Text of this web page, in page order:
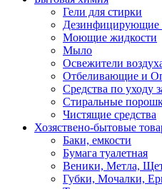
Гели для стирки
Дезинфицирующие
Моющие жидкости
Мыло
Освежители
Отбеливающие и
Средства по уходу
Стиральные
Чистящие средства
Хозяствено-бытовые
Баки, емкости
Бумага туалетная
Веники, Метла,
Губки, Мочалки,